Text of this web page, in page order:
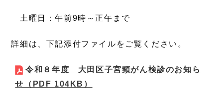
土曜日：午前9時～正午まで
詳細は、下記添付ファイルをご覧ください。
令和８年度 大田区子宮頸がん検診のお知ら
せ
（PDF 104KB）